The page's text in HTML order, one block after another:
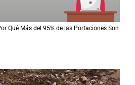
Qué Más del 95% de las Portaciones Son